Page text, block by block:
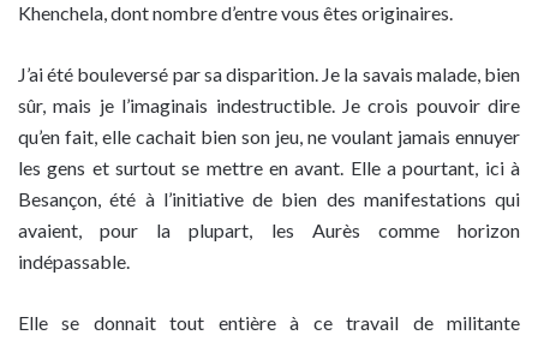
Khenchela, dont nombre d’entre vous êtes originaires.
J’ai été bouleversé par sa disparition. Je la savais malade, bien
sûr, mais je l’imaginais indestructible. Je crois pouvoir dire
qu’en fait, elle cachait bien son jeu, ne voulant jamais ennuyer
les gens et surtout se mettre en avant. Elle a pourtant, ici à
Besançon, été à l’initiative de bien des manifestations qui
avaient, pour la plupart, les Aurès comme horizon
indépassable.
Elle se donnait tout entière à ce travail de militante